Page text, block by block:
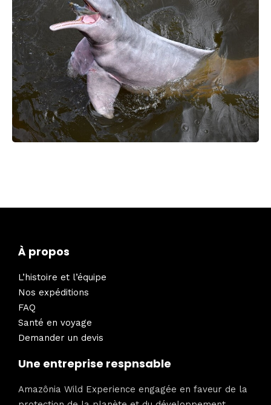
À propos
L’histoire et l’équipe
Nos expéditions
FAQ
Santé en voyage
Demander un devis
Une entreprise respnsable
Amazônia Wild Experience engagée en faveur de la